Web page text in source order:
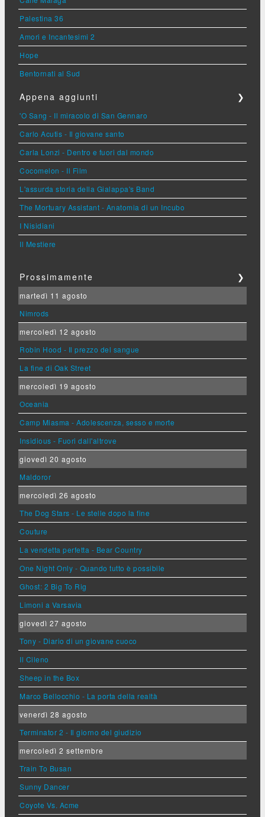
Palestina 36
Amori e Incantesimi 2
Hope
Bentornati al Sud
Appena aggiunti ❯
'O Sang - Il miracolo di San Gennaro
Carlo Acutis - Il giovane santo
Carla Lonzi - Dentro e fuori dal mondo
Cocomelon - Il Film
L'assurda storia della Gialappa's Band
The Mortuary Assistant - Anatomia di un Incubo
I Nisidiani
Il Mestiere
Prossimamente ❯
martedì 11 agosto
Nimrods
mercoledì 12 agosto
Robin Hood - Il prezzo del sangue
La fine di Oak Street
mercoledì 19 agosto
Oceania
Camp Miasma - Adolescenza, sesso e morte
Insidious - Fuori dall'altrove
giovedì 20 agosto
Maldoror
mercoledì 26 agosto
The Dog Stars - Le stelle dopo la fine
Couture
La vendetta perfetta - Bear Country
One Night Only - Quando tutto è possibile
Ghost: 2 Big To Rig
Limoni a Varsavia
giovedì 27 agosto
Tony - Diario di un giovane cuoco
Il Cileno
Sheep in the Box
Marco Bellocchio - La porta della realtà
venerdì 28 agosto
Terminator 2 - Il giorno del giudizio
mercoledì 2 settembre
Train To Busan
Sunny Dancer
Coyote Vs. Acme